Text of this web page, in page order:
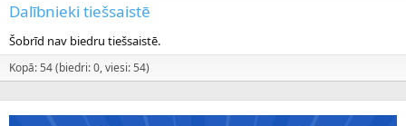
Dalībnieki tiešsaistē
Šobrīd nav biedru tiešsaistē.
Kopā: 54 (biedri: 0, viesi: 54)